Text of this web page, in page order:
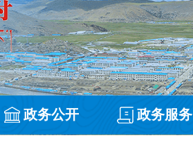
政务公开 政务服务